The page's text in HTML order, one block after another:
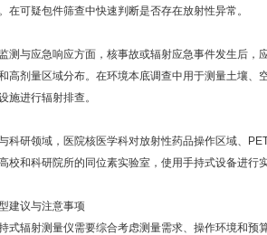
在可疑包件筛查中快速判断是否存在放射性异常。
测与应急响应方面，核事故或辐射应急事件发生后
高剂量区域分布。在环境本底调查中用于测量土壤
施进行辐射排查。
科研领域，医院核医学科对放射性药品操作区域、
校和科研院所的同位素实验室，使用手持式设备进行
建议与注意事项
式辐射测量仪需要综合考虑测量需求、操作环境和